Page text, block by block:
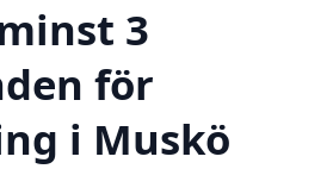
3
för
i Muskö